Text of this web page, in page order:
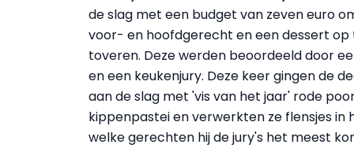
de slag met een budget van zeven euro
voor- en hoofdgerecht en een dessert
toveren. Deze werden beoordeeld door
en een keukenjury. Deze keer gingen de
aan de slag met 'vis van het jaar' rode
kippenpastei en verwerkten ze flensjes
welke gerechten hij de jury's het meest